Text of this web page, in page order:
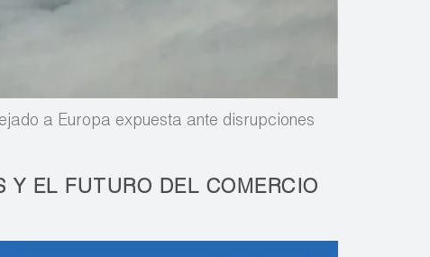
a Europa expuesta ante disrupciones
EL FUTURO DEL COMERCIO